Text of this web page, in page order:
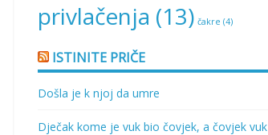
privlačenja (13) čakre (4)
ISTINITE PRIČE
Došla je k njoj da umre
Dječak kome je vuk bio čovjek, a čovjek vuk